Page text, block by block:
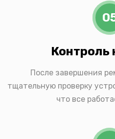
Контроль
После завершения
тщательную проверку
что все